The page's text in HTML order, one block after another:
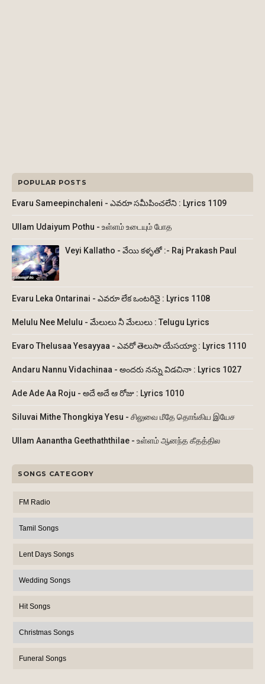
POPULAR POSTS
Evaru Sameepinchaleni - ఎవరూ సమీపించలేని : Lyrics 1109
Ullam Udaiyum Pothu - உள்ளம் உடையும் போத
Veyi Kallatho - వేయి కళ్ళతో :- Raj Prakash Paul
Evaru Leka Ontarinai - ఎవరూ లేక ఒంటరినై : Lyrics 1108
Melulu Nee Melulu - మేలులు నీ మేలులు : Telugu Lyrics
Evaro Thelusaa Yesayyaa - ఎవరో తెలుసా యేసయ్యా : Lyrics 1110
Andaru Nannu Vidachinaa - అందరు నన్ను విడచినా : Lyrics 1027
Ade Ade Aa Roju - అదే అదే ఆ రోజు : Lyrics 1010
Siluvai Mithe Thongkiya Yesu - சிலுவை மீதே தொங்கிய இயேச
Ullam Aanantha Geethaththilae - உள்ளம் ஆனந்த கீதத்தில
SONGS CATEGORY
FM Radio
Tamil Songs
Lent Days Songs
Wedding Songs
Hit Songs
Christmas Songs
Funeral Songs